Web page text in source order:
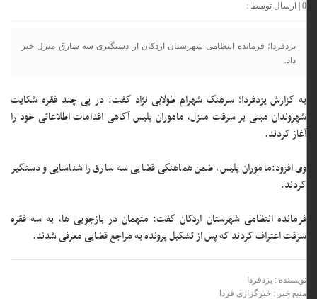
| ارسال توسط :
یزدفردا؛ فرمانده انتظامی شهرستان اردکان از دستگیری سه سارق منزل خبر
داد.
به گزارش یزدفردا؛ سرهنگ شهرام طولابی نژاد گفت: در پی چند فقره شکایت
شهروندان مبنی بر سرقت منزل، ماموران پلیس آگاهی اقدامات اطلاعاتی خود را
آغاز کردند.
وی افزود:ماموران پلیس، ضمن هماهنگی قضایی سه سارق را شناسایی و دستگیر
کردند.
فرمانده انتظامی شهرستان اردکان گفت: متهمان در بازجویی ها، به سه فقره
سرقت اعتراف کردند که پس از تشکیل پرونده به مراجع قضایی معرفی شدند.
نویسنده : یزدفردا
منبع خبر : خبرگزاری فردا